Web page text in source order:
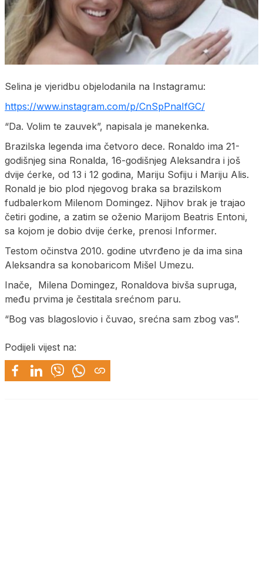
Selina je vjeridbu objelodanila na Instagramu:
https://www.instagram.com/p/CnSpPnaIfGC/
“Da. Volim te zauvek”, napisala je manekenka.
Brazilska legenda ima četvoro dece. Ronaldo ima 21-
godišnjeg sina Ronalda, 16-godišnjeg Aleksandra i još
dvije ćerke, od 13 i 12 godina, Mariju Sofiju i Mariju Alis.
Ronald je bio plod njegovog braka sa brazilskom
fudbalerkom Milenom Domingez. Njihov brak je trajao
četiri godine, a zatim se oženio Marijom Beatris Entoni,
sa kojom je dobio dvije ćerke, prenosi Informer.
Testom očinstva 2010. godine utvrđeno je da ima sina
Aleksandra sa konobaricom Mišel Umezu.
Inače, Milena Domingez, Ronaldova bivša supruga,
među prvima je čestitala srećnom paru.
“Bog vas blagoslovio i čuvao, srećna sam zbog vas”.
Podijeli vijest na: